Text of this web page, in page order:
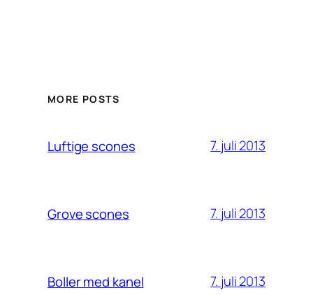
MORE POSTS
Luftige scones 7. juli 2013
Grove scones 7. juli 2013
Boller med kanel 7. juli 2013